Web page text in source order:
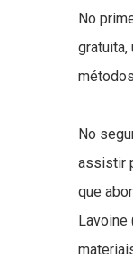
No
gratuita,
No
assistir
que
Lavoine